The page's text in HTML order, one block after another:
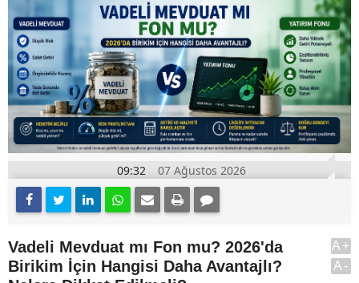
09:32 07 Ağustos 2026
Vadeli Mevduat mı Fon mu? 2026'da
Birikim İçin Hangisi Daha Avantajlı?
A+
A-